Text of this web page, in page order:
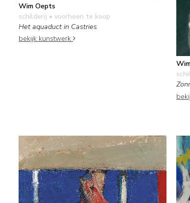
Wim Oepts
schilderij • voorheen te koop
Het aquaduct in Castries
bekijk kunstwerk